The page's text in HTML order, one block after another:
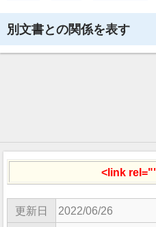
別文書との関係を表す
<link
更新日 2022/06/26